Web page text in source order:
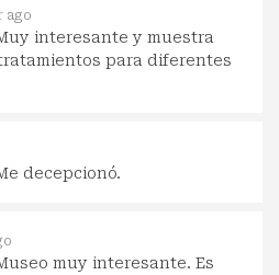
ago
interesante y muestra
para diferentes
decepcionó.
muy interesante. Es